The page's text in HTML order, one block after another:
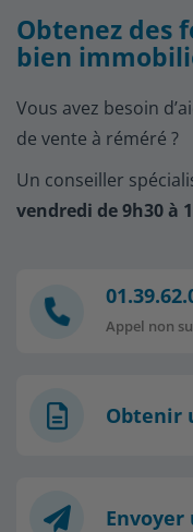
Obtenez des
bien
Vous avez besoin
de vente à réméré ?
Un conseiller
vendredi de 9h30 à
Appel non
Obtenir
Envoyer